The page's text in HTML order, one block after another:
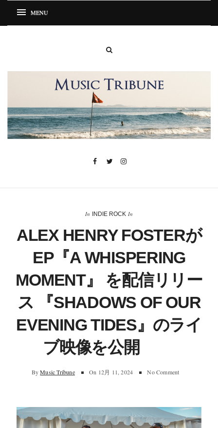
In INDIE ROCK In
ALEX HENRY FOSTERが
EP『A WHISPERING
MOMENT』 を配信リリー
ス 『SHADOWS OF OUR
EVENING TIDES』のライ
ブ映像を公開
By Music Tribune On 12月 11, 2024 No Comment